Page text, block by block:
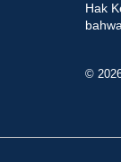
Hak
©